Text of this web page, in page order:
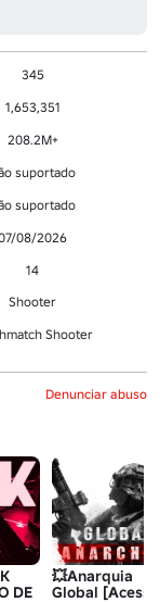
345
1,653,351
208.2M+
suportado
suportado
08/2026
14
Shooter
Shooter
Denunciar abuso
DE
💥Anarquia
Global [Acesso